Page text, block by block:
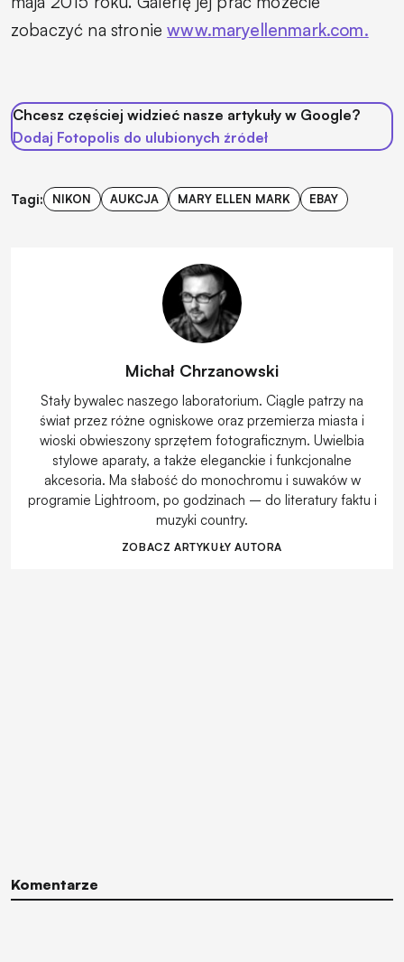
zobaczyć na stroniewww.maryellenmark.com.
Chcesz częściej widzieć nasze artykuły w Google?
Dodaj Fotopolis do ulubionych źródeł
Tagi: NIKON AUKCJA MARY ELLEN MARK EBAY
Michał Chrzanowski
Stały bywalec naszego laboratorium. Ciągle patrzy na
świat przez różne ogniskowe oraz przemierza miasta i
wioski obwieszony sprzętem fotograficznym. Uwielbia
stylowe aparaty, a także eleganckie i funkcjonalne
akcesoria. Ma słabość do monochromu i suwaków w
programie Lightroom, po godzinach – do literatury faktu i
muzyki country.
ZOBACZ ARTYKUŁY AUTORA
Komentarze